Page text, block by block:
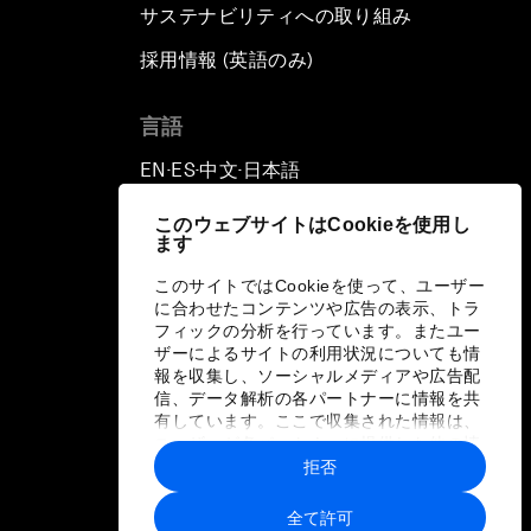
このウェブサイトはCookieを使用し
ます
このサイトではCookieを使って、ユーザー
に合わせたコンテンツや広告の表示、トラ
フィックの分析を行っています。またユー
ザーによるサイトの利用状況についても情
報を収集し、ソーシャルメディアや広告配
信、データ解析の各パートナーに情報を共
有しています。ここで収集された情報は、
ユーザーが各パートナーに提供した他の情
報や各パートナーのサービスを使用した際
に収集された情報と組み合わされ、各パー
トナーによって使用されることがありま
全て許可
拒否
サステナビリティへの取り組み
採用情報 (英語のみ)
言語
EN ▪ ES▪中文▪ 日本語